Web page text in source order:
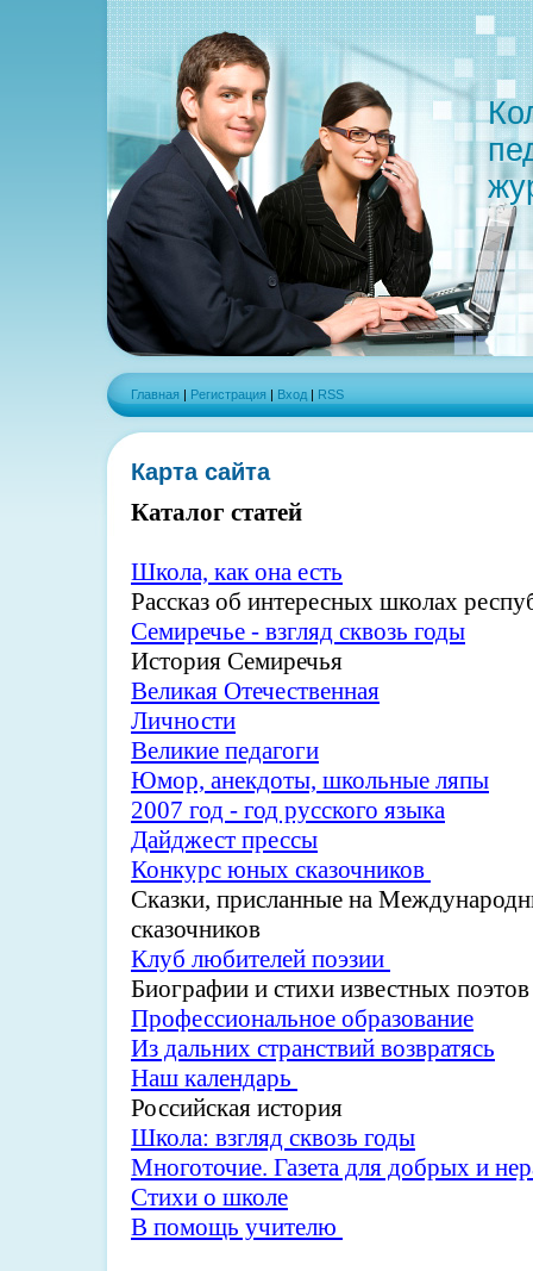
Главная | Регистрация | Вход | RSS
Карта сайта
Каталог статей
Школа, как она есть
Рассказ об интересных школах
Семиречье - взгляд сквозь годы
История Семиречья
Великая Отечественная
Личности
Великие педагоги
Юмор, анекдоты, школьные ляпы
2007 год - год русского языка
Дайджест прессы
Конкурс юных сказочников
Сказки, присланные на
сказочников
Клуб любителей поэзии
Биографии и стихи известных поэтов
Профессиональное образование
Из дальних странствий возвратясь
Наш календарь
Российская история
Школа: взгляд сквозь годы
Многоточие. Газета для добрых и
Стихи о школе
В помощь учителю